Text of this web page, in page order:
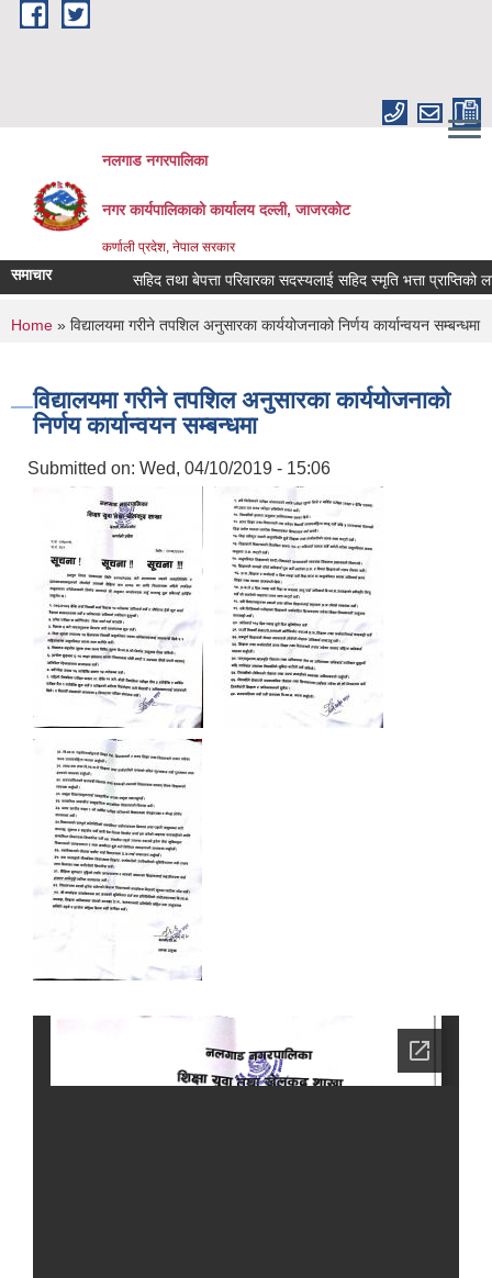
Skip to main content
नलगाड नगरपालिका
नगर कार्यपालिकाको कार्यालय दल्ली, जाजरकाेट
कर्णाली प्रदेश, नेपाल सरकार
समाचार सहिद तथा बेपत्ता परिवारका सदस्यलाई सहिद स्मृति भत्ता प्राप्तिको लागि
You are here
Home » विद्यालयमा गरीने तपशिल अनुसारका कार्ययोजनाको निर्णय कार्यान्वयन सम्बन्धमा
विद्यालयमा गरीने तपशिल अनुसारका कार्ययोजनाको
निर्णय कार्यान्वयन सम्बन्धमा
Submitted on: Wed, 04/10/2019 - 15:06